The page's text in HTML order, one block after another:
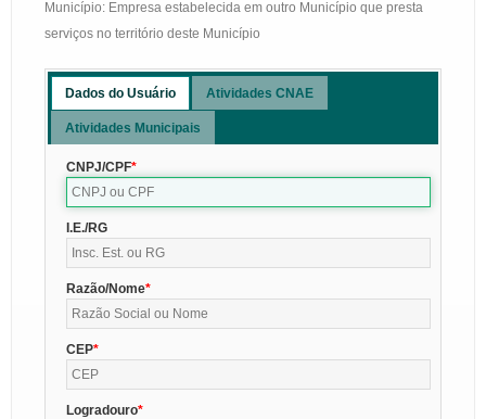
Município: Empresa estabelecida em outro Município que presta
serviços no território deste Município
Dados do Usuário Atividades CNAE
Atividades Municipais
CNPJ/CPF
I.E./RG
Razão/Nome
CEP
Logradouro